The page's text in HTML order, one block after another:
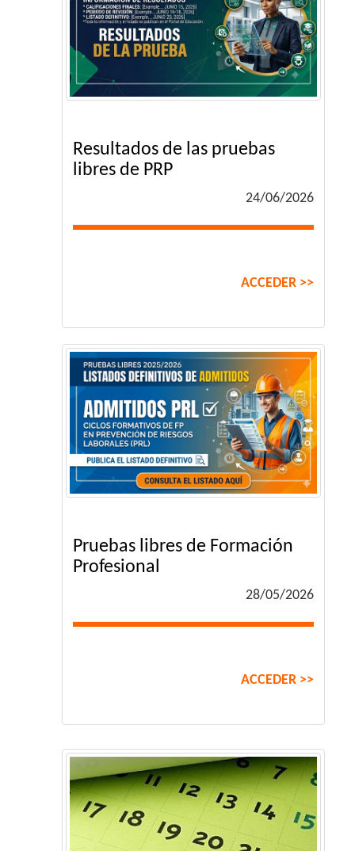
Resultados de las pruebas
libres de PRP
24/06/2026
ACCEDER >>
Pruebas libres de Formación
Profesional
28/05/2026
ACCEDER >>